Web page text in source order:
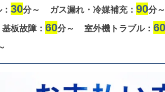
30分～ ガス漏れ・冷媒補充： 90分～
板故障： 60分～ 室外機トラブル： 60